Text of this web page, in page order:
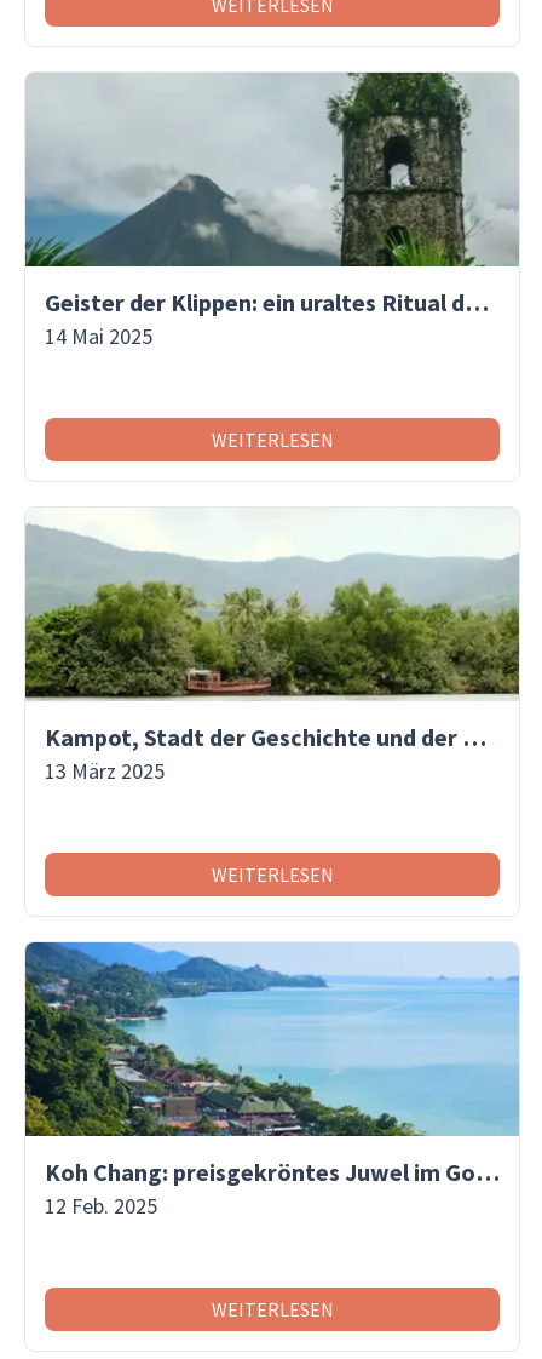
WEITERLESEN
Geister der Klippen: ein uraltes Ritual der Philippinen
14 Mai 2025
WEITERLESEN
Kampot, Stadt der Geschichte und der Melodien: Ein Reiseziel, das du nicht verpassen solltest
13 März 2025
WEITERLESEN
Koh Chang: preisgekröntes Juwel im Golf von Thailand
12 Feb. 2025
WEITERLESEN